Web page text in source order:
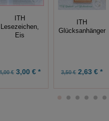
ITH
Lesezeichen,
Eis
€3,00 € *
ITH
Glücksanhänger
3,50 €2,63 € *